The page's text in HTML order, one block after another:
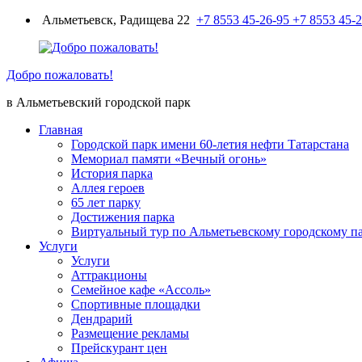
Перейти
содержимому
Альметьевск, Радищева 22 +7 8553 45-26-95 +7 8553 45-
Добро пожаловать!
в Альметьевский городской парк
Главная
Городской парк имени 60-летия нефти Татарстана
Мемориал памяти «Вечный огонь»
История парка
Аллея героев
65 лет парку
Достижения парка
Виртуальный тур по Альметьевскому городскому
Услуги
Услуги
Аттракционы
Семейное кафе «Ассоль»
Спортивные площадки
Дендрарий
Размещение рекламы
Прейскурант цен